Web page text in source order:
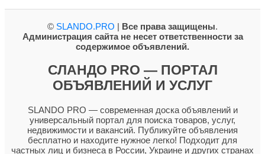
© SLANDO.PRO | Все права защищены.
Администрация сайта не несет ответственности за
содержимое объявлений.
СЛАНДО PRO — ПОРТАЛ
ОБЪЯВЛЕНИЙ И УСЛУГ
SLANDO PRO — современная доска объявлений и
универсальный портал для поиска товаров, услуг,
недвижимости и вакансий. Публикуйте объявления
бесплатно и находите нужное легко! Подходит для
частных лиц и бизнеса в России, Украине и других странах